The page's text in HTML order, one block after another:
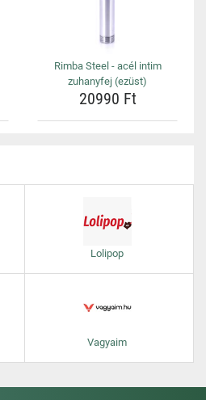
Rimba Steel - acél intim
zuhanyfej (ezüst)
20990 Ft
Lolipop
Vagyaim